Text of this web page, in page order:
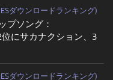
ダウンロードランキング)
プソング：
位にサカナクション、3
ダウンロードランキング)